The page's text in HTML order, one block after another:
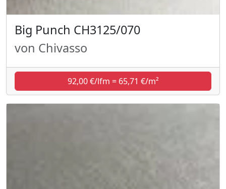
Big Punch CH3125/070
von Chivasso
92,00 €/lfm = 65,71 €/m²